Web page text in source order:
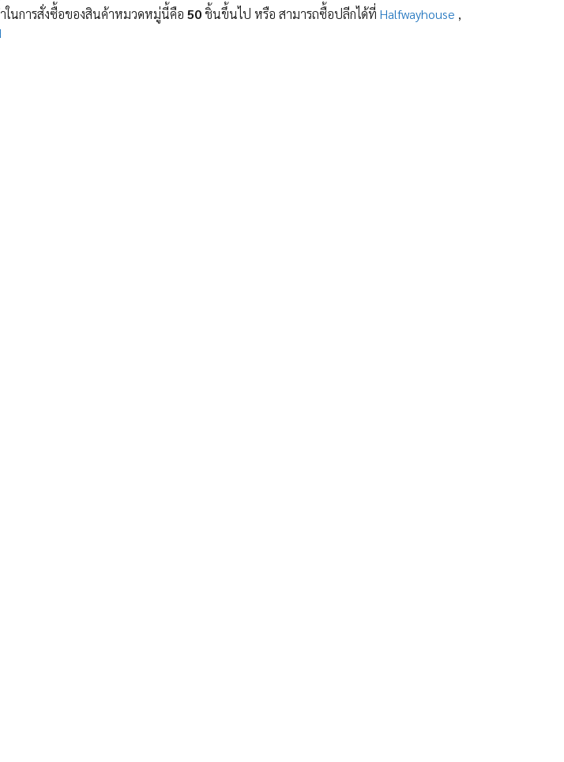
ในการสั่งซื้อของสินค้าหมวดหมู่นี้คือ50 ชิ้นขึ้นไป หรือ สามารถซื้อปลีกได้ที่Halfwayhouse ,